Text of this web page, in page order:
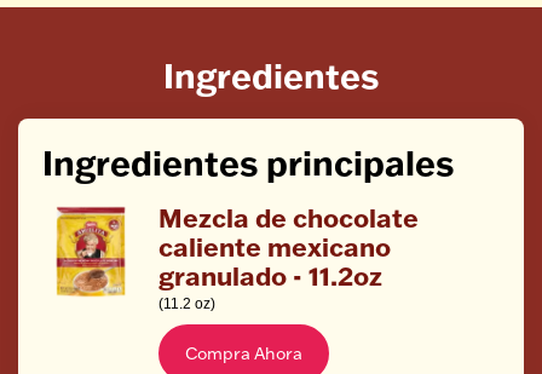
Ingredientes
Ingredientes principales
Mezcla de chocolate
caliente mexicano
granulado - 11.2oz
(11.2 oz)
Compra Ahora